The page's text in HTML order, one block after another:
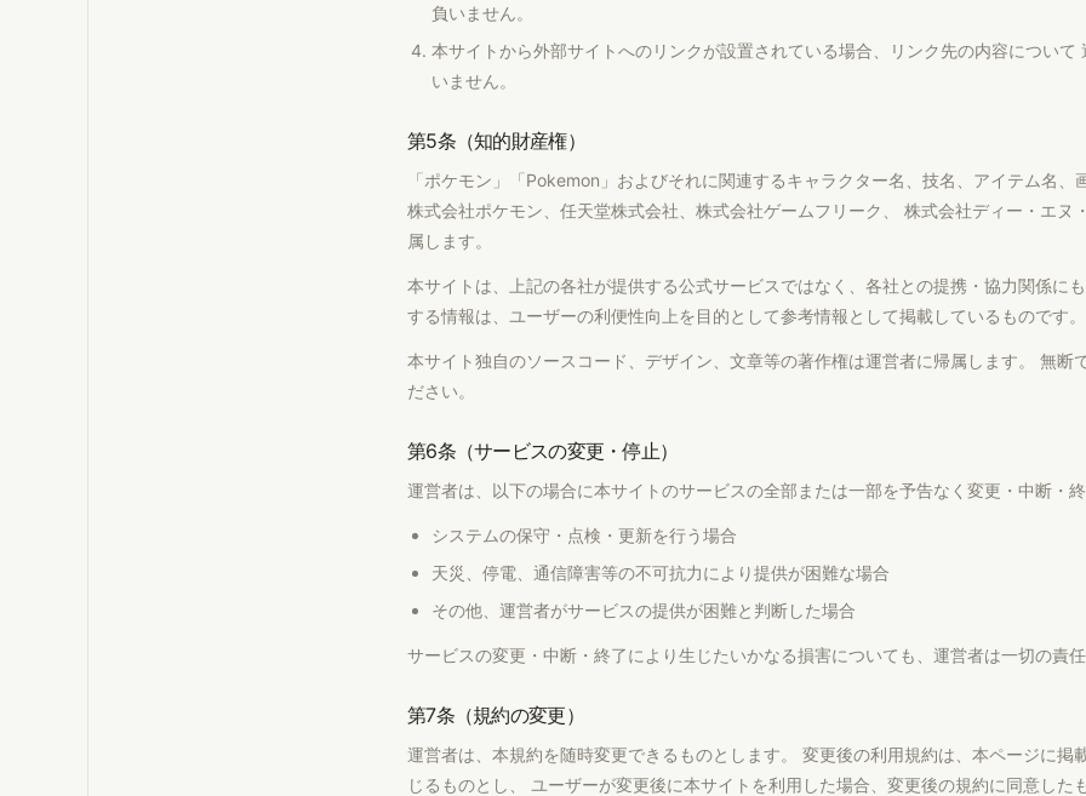
負いません。
本サイトから外部サイトへのリンクが設置されている場合、リンク先の内容について
いません。
第5条（知的財産権）
「ポケモン」「Pokemon」およびそれに関連するキャラクター名、技名、アイテム名、
株式会社ポケモン、任天堂株式会社、株式会社ゲームフリーク、 株式会社ディー・エヌ
属します。
本サイトは、上記の各社が提供する公式サービスではなく、各社との提携・協力関係に
する情報は、ユーザーの利便性向上を目的として参考情報として掲載しているものです。
本サイト独自のソースコード、デザイン、文章等の著作権は運営者に帰属します。 無断
ださい。
第6条（サービスの変更・停止）
運営者は、以下の場合に本サイトのサービスの全部または一部を予告なく変更・中断・
システムの保守・点検・更新を行う場合
天災、停電、通信障害等の不可抗力により提供が困難な場合
その他、運営者がサービスの提供が困難と判断した場合
サービスの変更・中断・終了により生じたいかなる損害についても、運営者は一切の責
第7条（規約の変更）
運営者は、本規約を随時変更できるものとします。 変更後の利用規約は、本ページに掲
じるものとし、 ユーザーが変更後に本サイトを利用した場合、変更後の規約に同意した